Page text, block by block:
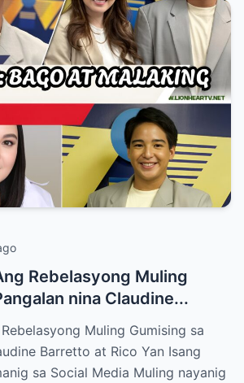
Rebelasyong Muling
nina Claudine...
Muling Gumising sa
Barretto at Rico Yan Isang
sa Social Media Muling nayanig